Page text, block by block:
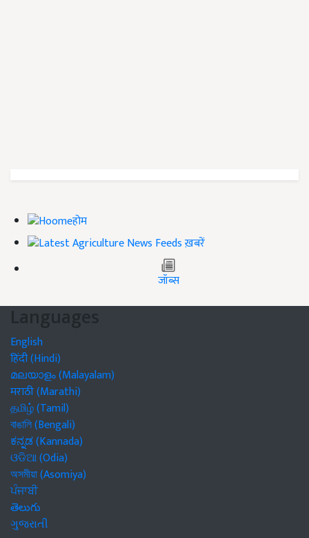
होम
ख़बरें
जॉब्स
Languages
English
हिंदी (Hindi)
മലയാളം (Malayalam)
मराठी (Marathi)
தமிழ் (Tamil)
বাঙালি (Bengali)
ಕನ್ನಡ (Kannada)
ଓଡିଆ (Odia)
অসমীয়া (Asomiya)
ਪੰਜਾਬੀ
తెలుగు
ગુજરાતી